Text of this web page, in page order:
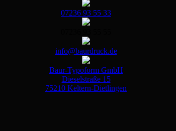
07236 93 55 33
info@baurdruck.de
Baur-Typoform GmbH
Dieselstraße 15
75210 Keltern-Dietlingen